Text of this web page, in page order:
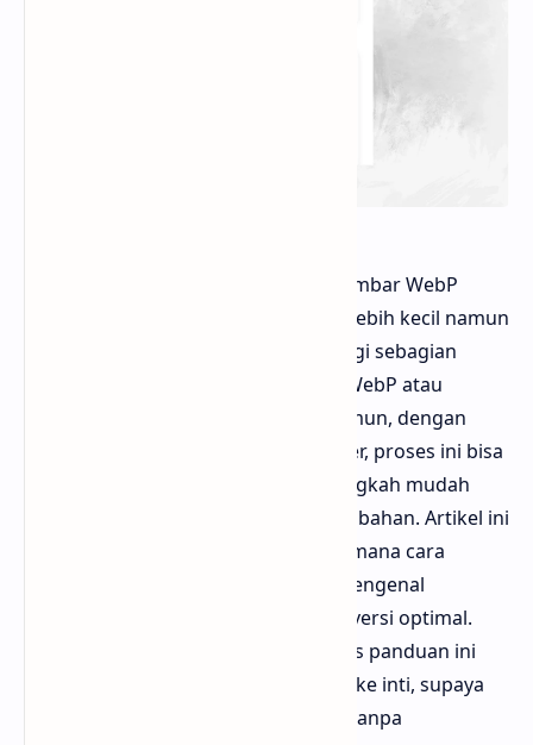
Hello sobat Bloggermuda Format gambar WebP
semakin populer karena ukurannya lebih kecil namun
tetap menjaga kualitas yang baik. Bagi sebagian
orang, mengubah gambar menjadi WebP atau
sebaliknya bisa terdengar rumit. Namun, dengan
bantuan FreeConvert WebP Converter, proses ini bisa
dilakukan hanya dalam beberapa langkah mudah
tanpa perlu mengunduh aplikasi tambahan. Artikel ini
akan menjelaskan secara rinci bagaimana cara
menggunakan situs ini, mulai dari mengenal
fungsinya hingga tips agar hasil konversi optimal.
Bloggermuda kali ini akan membahas panduan ini
dengan bahasa santai dan langsung ke inti, supaya
pembaca awam pun bisa mengikuti tanpa